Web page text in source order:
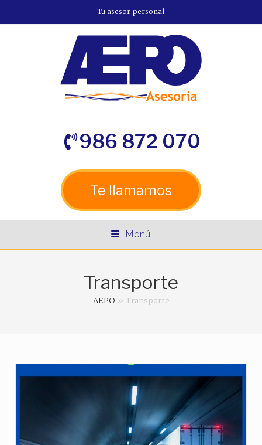
Tu asesor personal
986 872 070
Te llamamos
Menú
Transporte
AEPO » Transporte